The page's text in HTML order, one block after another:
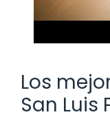
Los
San Luis